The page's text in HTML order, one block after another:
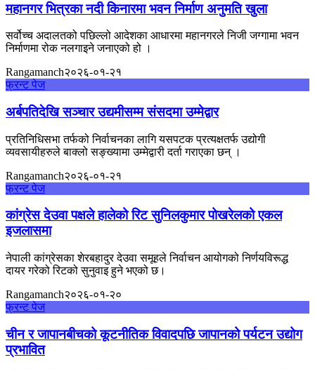
महानगर भित्रका नदी किनारमा भवन निर्माण अनुमति खुला
सर्वोच्च अदालतको पछिल्लो आदेशका आधारमा महानगरले निजी जग्गामा भवन
निर्माणमा रोक नलगाइने जनाएको हो ।
Rangamanch२०२६-०१-२१
फ्रन्ट पेज
अर्बपतिदेखि सञ्चार उद्यमीसम्म संसदमा उम्मेद्वार
प्रतिनिधिसभा तर्फको निर्वाचनका लागि यसपटक प्रत्यक्षतर्फ उद्योगी
व्यवसायीहरुले बाक्लो सङ्ख्यामा उम्मेद्वारी दर्ता गराएका छन् ।
Rangamanch२०२६-०१-२१
फ्रन्ट पेज
कांग्रेस देउवा पक्षले हालेको रिट सुनिलकुमार पोखरेलको एकल
इजलासमा
नेपाली कांग्रेसका शेरबहादुर देउवा समूहले निर्वाचन आयोगको निर्णयविरूद्ध
दायर गरेको रिटको सुनुवाइ हुने भएको छ।
Rangamanch२०२६-०१-२०
फ्रन्ट पेज
चीन र जापानबीचको कूटनीतिक विवादपछि जापानको पर्यटन उद्योग
प्रभावित